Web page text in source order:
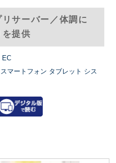
サーバー／体調に
提供
EC
スマートフォン タブレット シス